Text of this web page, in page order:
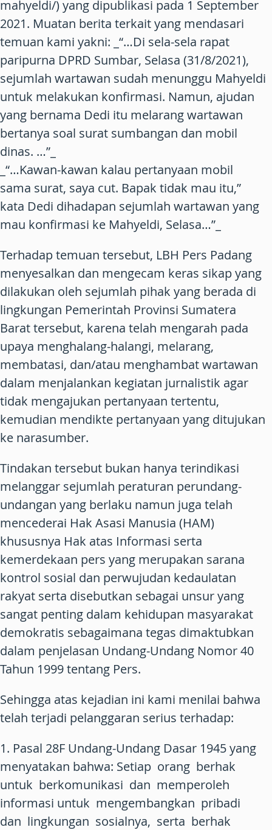
mahyeldi/) yang dipublikasi pada 1 September
2021. Muatan berita terkait yang mendasari
temuan kami yakni: _“…Di sela-sela rapat
paripurna DPRD Sumbar, Selasa (31/8/2021),
sejumlah wartawan sudah menunggu Mahyeldi
untuk melakukan konfirmasi. Namun, ajudan
yang bernama Dedi itu melarang wartawan
bertanya soal surat sumbangan dan mobil
dinas. …”_
_“…Kawan-kawan kalau pertanyaan mobil
sama surat, saya cut. Bapak tidak mau itu,”
kata Dedi dihadapan sejumlah wartawan yang
mau konfirmasi ke Mahyeldi, Selasa…”_
Terhadap temuan tersebut, LBH Pers Padang
menyesalkan dan mengecam keras sikap yang
dilakukan oleh sejumlah pihak yang berada di
lingkungan Pemerintah Provinsi Sumatera
Barat tersebut, karena telah mengarah pada
upaya menghalang-halangi, melarang,
membatasi, dan/atau menghambat wartawan
dalam menjalankan kegiatan jurnalistik agar
tidak mengajukan pertanyaan tertentu,
kemudian mendikte pertanyaan yang ditujukan
ke narasumber.
Tindakan tersebut bukan hanya terindikasi
melanggar sejumlah peraturan perundang-
undangan yang berlaku namun juga telah
mencederai Hak Asasi Manusia (HAM)
khususnya Hak atas Informasi serta
kemerdekaan pers yang merupakan sarana
kontrol sosial dan perwujudan kedaulatan
rakyat serta disebutkan sebagai unsur yang
sangat penting dalam kehidupan masyarakat
demokratis sebagaimana tegas dimaktubkan
dalam penjelasan Undang-Undang Nomor 40
Tahun 1999 tentang Pers.
Sehingga atas kejadian ini kami menilai bahwa
telah terjadi pelanggaran serius terhadap:
1. Pasal 28F Undang-Undang Dasar 1945 yang
menyatakan bahwa: Setiap orang berhak
untuk berkomunikasi dan memperoleh
informasi untuk mengembangkan pribadi
dan lingkungan sosialnya, serta berhak